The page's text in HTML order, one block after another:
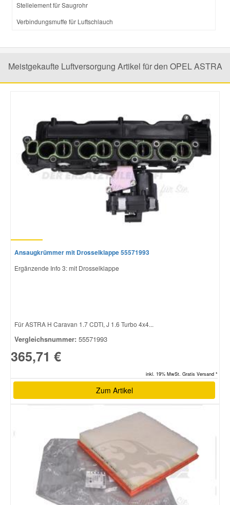
Stellelement für Saugrohr
Verbindungsmuffe für Luftschlauch
Meistgekaufte Luftversorgung Artikel für den OPEL ASTRA
Ansaugkrümmer mit Drosselklappe 55571993
Ergänzende Info 3: mit Drosselklappe
Für ASTRA H Caravan 1.7 CDTI, J 1.6 Turbo 4x4...
Vergleichsnummer: 55571993
365,71 €
inkl. 19% MwSt. Gratis Versand *
Zum Artikel